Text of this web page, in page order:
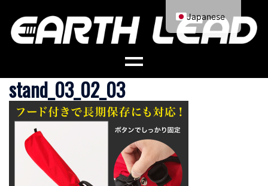
stand_03_02_03
Japanese
English